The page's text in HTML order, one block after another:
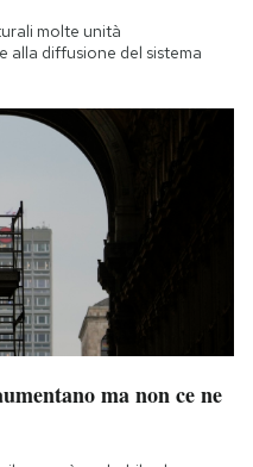
molte unità
alla diffusione del sistema
ma non ce ne